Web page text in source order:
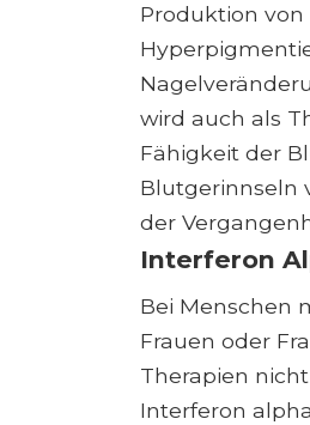
Produktion
wird auch als
Fähigkeit der
Blutgerinnseln
der
Interferon
Bei Menschen
Frauen oder
Therapien
Interferon